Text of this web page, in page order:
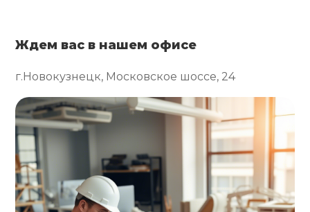
Ждем вас в нашем офисе
г.Новокузнецк, Московское шоссе, 24